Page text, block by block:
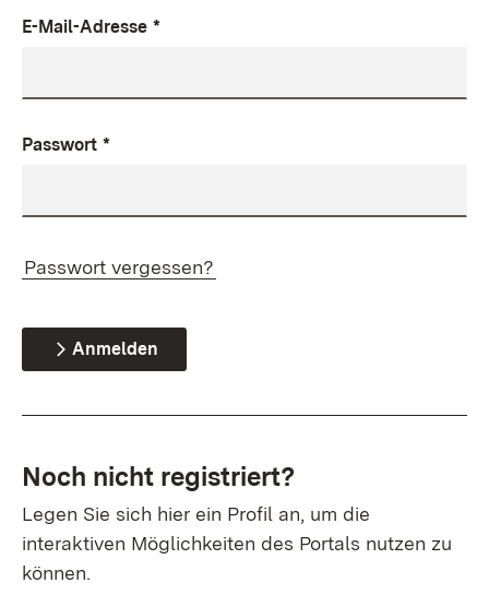
E-Mail-Adresse *
Passwort *
Passwort vergessen?
Anmelden
Noch nicht registriert?
Legen Sie sich hier ein Profil an, um die
interaktiven Möglichkeiten des Portals nutzen zu
können.